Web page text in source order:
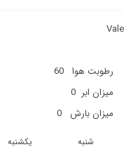
رطوبت هوا 60
میزان ابر 0
میزان بارش 0
شنبه یکشنبه